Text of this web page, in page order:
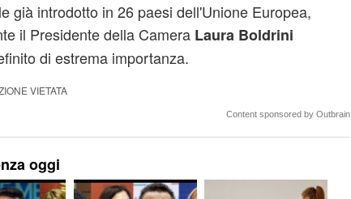
già introdotto in 26 paesi dell'Unione Europea,
il Presidente della Camera Laura Boldrini
di estrema importanza.
VIETATA
Content sponsored by Outbrain
oggi